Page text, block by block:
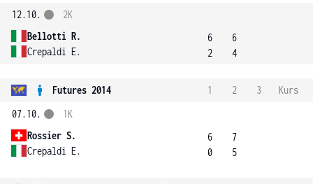
12.10.
Bellotti R.
Crepaldi E.
2K
6
2
6
4
Futures 2014 1 2 3
Kurs
07.10.
Rossier S.
Crepaldi E.
1K
6
0
7
5